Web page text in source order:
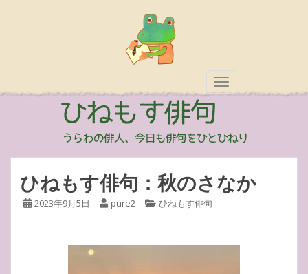
TOGGLE
ひねもす俳句：秋のさなか
2023年9月5日 pure2 ひねもす俳句